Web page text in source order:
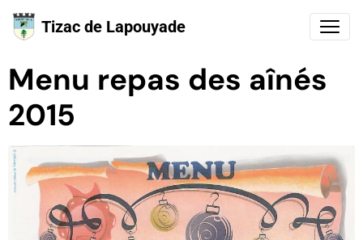
Tizac de Lapouyade
Menu repas des aînés
2015